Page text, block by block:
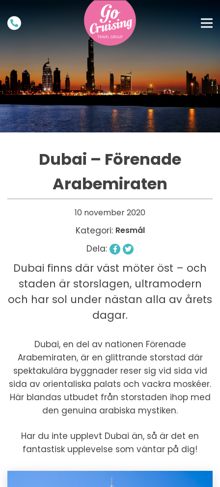
Dubai – Förenade
Arabemiraten
10 november 2020
Kategori: Resmål
Dela:
Dubai finns där väst möter öst – och
staden är storslagen, ultramodern
och har sol under nästan alla av årets
dagar.
Dubai, en del av nationen Förenade
Arabemiraten, är en glittrande storstad där
spektakulära byggnader reser sig vid sida vid
sida av orientaliska palats och vackra moskéer.
Här blandas utbudet från storstaden ihop med
den genuina arabiska mystiken.
Har du inte upplevt Dubai än, så är det en
fantastisk upplevelse som väntar på dig!